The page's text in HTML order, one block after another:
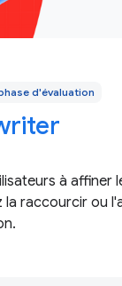
d'évaluation
à affiner
la raccourcir ou